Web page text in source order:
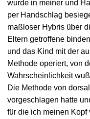
wurde in meiner und
per Handschlag
maßloser Hybris über
Eltern getroffene
und das Kind mit der
Methode operiert, von
Wahrscheinlichkeit
Die Methode von
vorgeschlagen hatte
für die ich meinen Kopf